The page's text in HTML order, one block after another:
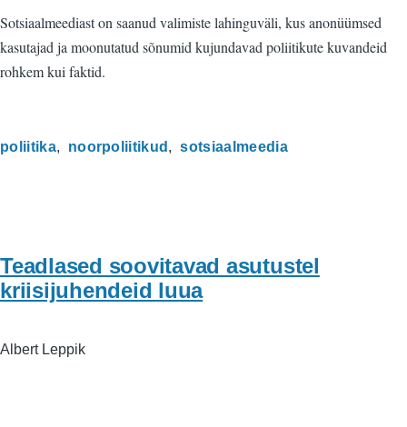
Sotsiaalmeediast on saanud valimiste lahinguväli, kus anonüümsed
kasutajad ja moonutatud sõnumid kujundavad poliitikute kuvandeid
rohkem kui faktid.
poliitika noorpoliitikud sotsiaalmeedia
Teadlased soovitavad asutustel
kriisijuhendeid luua
Albert Leppik